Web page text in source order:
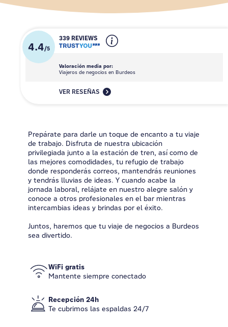
4.4/5
339 REVIEWS
Valoración media por:
Viajeros de negocios en Burdeos
VER RESEÑAS
Prepárate para darle un toque de encanto a tu viaje
de trabajo. Disfruta de nuestra ubicación
privilegiada junto a la estación de tren, así como de
las mejores comodidades, tu refugio de trabajo
donde responderás correos, mantendrás reuniones
y tendrás lluvias de ideas. Y cuando acabe la
jornada laboral, relájate en nuestro alegre salón y
conoce a otros profesionales en el bar mientras
intercambias ideas y brindas por el éxito.
Juntos, haremos que tu viaje de negocios a Burdeos
sea divertido.
WiFi gratis
Mantente siempre conectado
Recepción 24h
Te cubrimos las espaldas 24/7